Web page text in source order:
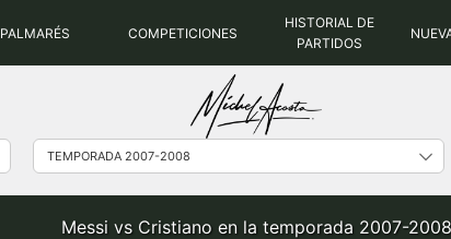
PALMARÉS COMPETICIONES
HISTORIAL DE
PARTIDOS
Messi vs Cristiano en la temporada 2007-2008